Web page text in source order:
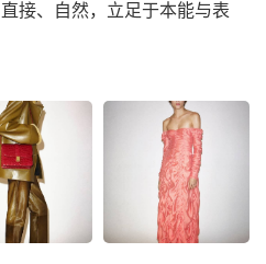
接、自然，立足于本能与表